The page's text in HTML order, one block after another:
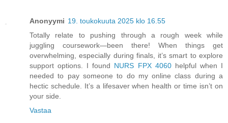
Anonyymi 19. toukokuuta 2025 klo 16.55
Totally relate to pushing through a rough week while
juggling coursework—been there! When things get
overwhelming, especially during finals, it’s smart to explore
support options. I found NURS FPX 4060 helpful when I
needed to pay someone to do my online class during a
hectic schedule. It’s a lifesaver when health or time isn’t on
your side.
Vastaa